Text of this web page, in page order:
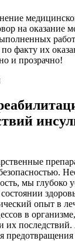
на оказание
факту их
и прозрачно!
мы глубоко
опыт в
в
их
предотвращения